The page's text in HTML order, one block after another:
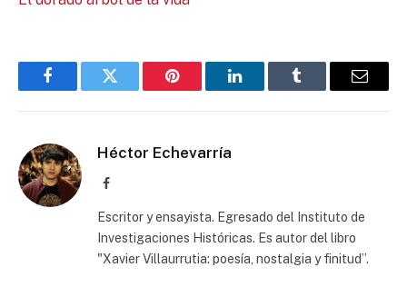
FacebookTwitter Pinterest LinkedInTumblr Email
Héctor Echevarría
Facebook
Escritor y ensayista. Egresado del Instituto de
Investigaciones Históricas. Es autor del libro
"Xavier Villaurrutia: poesía, nostalgia y finitud”.